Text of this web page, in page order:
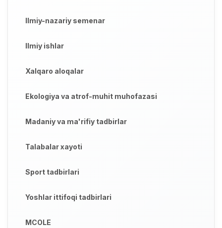
Ilmiy-nazariy semenar
Ilmiy ishlar
Xalqaro aloqalar
Ekologiya va atrof-muhit muhofazasi
Madaniy va ma'rifiy tadbirlar
Talabalar xayoti
Sport tadbirlari
Yoshlar ittifoqi tadbirlari
MCOLE